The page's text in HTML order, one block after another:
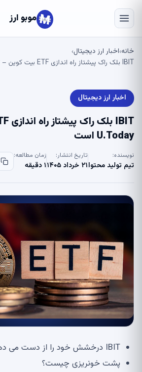
موبو ارز
خانه›اخبار ارز دیجیتال›
IBIT بلک راک پیشتاز راه اندازی ETF بیت کوین – U.Today است
اخبار ارز دیجیتال
U.Today است
نویسنده:
تیم تولید محتوا
تاریخ انتشار:
۲۱ خرداد ۱۴۰۵
زمان مطالعه:
۱ دقیقه
IBIT درخشش خود را از دست می دهد
پشت خونریزی چیست؟